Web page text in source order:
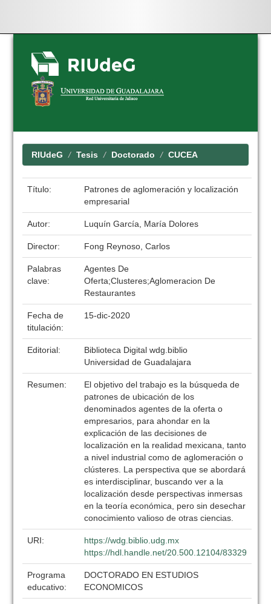
Skip
navigation
RIUdeG Tesis Doctorado CUCEA
Título:
Patrones de aglomeración y localización
empresarial
Autor: Luquín García, María Dolores
Director: Fong Reynoso, Carlos
Palabras
clave:
Agentes De
Oferta;Clusteres;Aglomeracion De
Restaurantes
Fecha de
titulación:
15-dic-2020
Editorial:
Biblioteca Digital wdg.biblio
Universidad de Guadalajara
Resumen:
El objetivo del trabajo es la búsqueda de
patrones de ubicación de los
denominados agentes de la oferta o
empresarios, para ahondar en la
explicación de las decisiones de
localización en la realidad mexicana, tanto
a nivel industrial como de aglomeración o
clústeres. La perspectiva que se abordará
es interdisciplinar, buscando ver a la
localización desde perspectivas inmersas
en la teoría económica, pero sin desechar
conocimiento valioso de otras ciencias.
URI:
https://wdg.biblio.udg.mx
https://hdl.handle.net/20.500.12104/83329
Programa
educativo:
DOCTORADO EN ESTUDIOS
ECONOMICOS